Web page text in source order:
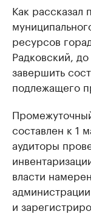
Как рассказал
ресурсов
Радковский,
завершить
подлежащего
составлен к 1
аудиторы
власти
и